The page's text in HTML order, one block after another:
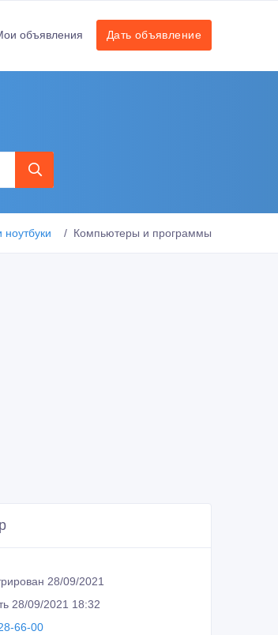
объявления Дать объявление
Компьютеры и программы
28/09/2021
28/09/2021 18:32
66-00